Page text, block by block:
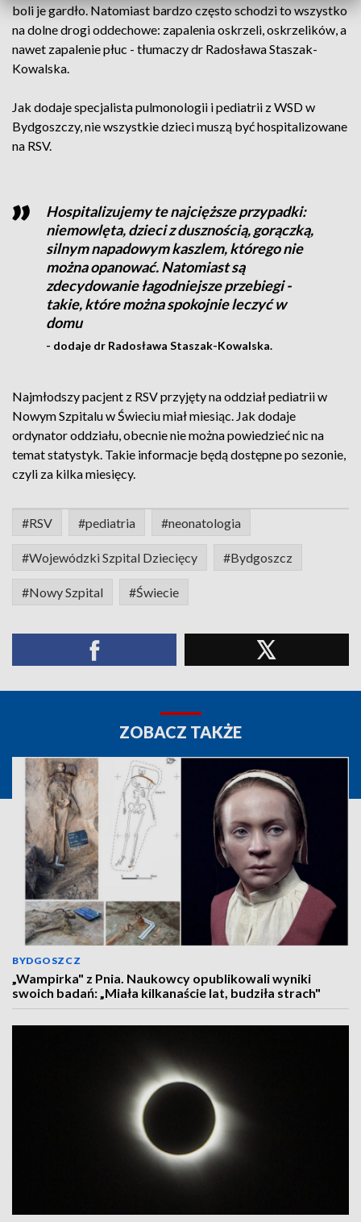
boli je gardło. Natomiast bardzo często schodzi to wszystko
na dolne drogi oddechowe: zapalenia oskrzeli, oskrzelików, a
nawet zapalenie płuc - tłumaczy dr Radosława Staszak-
Kowalska.
Jak dodaje specjalista pulmonologii i pediatrii z WSD w
Bydgoszczy, nie wszystkie dzieci muszą być hospitalizowane
na RSV.
Hospitalizujemy te najcięższe przypadki:
niemowlęta, dzieci z dusznością, gorączką,
silnym napadowym kaszlem, którego nie
można opanować. Natomiast są
zdecydowanie łagodniejsze przebiegi -
takie, które można spokojnie leczyć w
domu
- dodaje dr Radosława Staszak-Kowalska.
Najmłodszy pacjent z RSV przyjęty na oddział pediatrii w
Nowym Szpitalu w Świeciu miał miesiąc. Jak dodaje
ordynator oddziału, obecnie nie można powiedzieć nic na
temat statystyk. Takie informacje będą dostępne po sezonie,
czyli za kilka miesięcy.
#RSV #pediatria #neonatologia
#Wojewódzki Szpital Dziecięcy #Bydgoszcz
#Nowy Szpital #Świecie
ZOBACZ TAKŻE
BYDGOSZCZ
„Wampirka" z Pnia. Naukowcy opublikowali wyniki
swoich badań: „Miała kilkanaście lat, budziła strach"